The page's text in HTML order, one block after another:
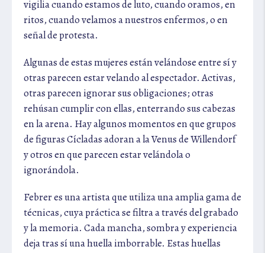
vigilia cuando estamos de luto, cuando oramos, en
ritos, cuando velamos a nuestros enfermos, o en
señal de protesta.
Algunas de estas mujeres están velándose entre sí y
otras parecen estar velando al espectador. Activas,
otras parecen ignorar sus obligaciones; otras
rehúsan cumplir con ellas, enterrando sus cabezas
en la arena. Hay algunos momentos en que grupos
de figuras Cícladas adoran a la Venus de Willendorf
y otros en que parecen estar velándola o
ignorándola.
Febrer es una artista que utiliza una amplia gama de
técnicas, cuya práctica se filtra a través del grabado
y la memoria. Cada mancha, sombra y experiencia
deja tras sí una huella imborrable. Estas huellas